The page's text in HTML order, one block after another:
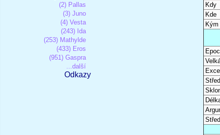
(2) Pallas
(3) Juno
(4) Vesta
(243) Ida
(253) Mathylde
(433) Eros
(951) Gaspra
...další
Odkazy
Kdy
Kde
Kým